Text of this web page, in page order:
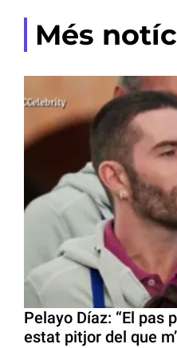
Més
Pelayo Díaz: “El pas
estat pitjor del que